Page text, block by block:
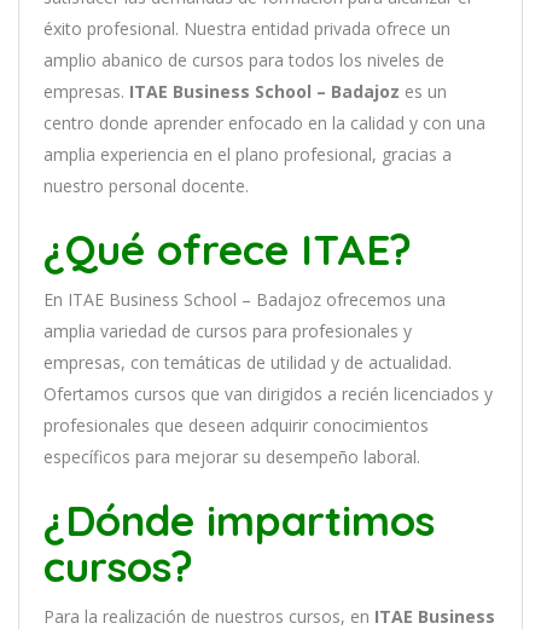
éxito profesional. Nuestra entidad privada ofrece un
amplio abanico de cursos para todos los niveles de
empresas. ITAE Business School – Badajoz es un
centro donde aprender enfocado en la calidad y con una
amplia experiencia en el plano profesional, gracias a
nuestro personal docente.
¿Qué ofrece ITAE?
En ITAE Business School – Badajoz ofrecemos una
amplia variedad de cursos para profesionales y
empresas, con temáticas de utilidad y de actualidad.
Ofertamos cursos que van dirigidos a recién licenciados y
profesionales que deseen adquirir conocimientos
específicos para mejorar su desempeño laboral.
¿Dónde impartimos
cursos?
Para la realización de nuestros cursos, en ITAE Business